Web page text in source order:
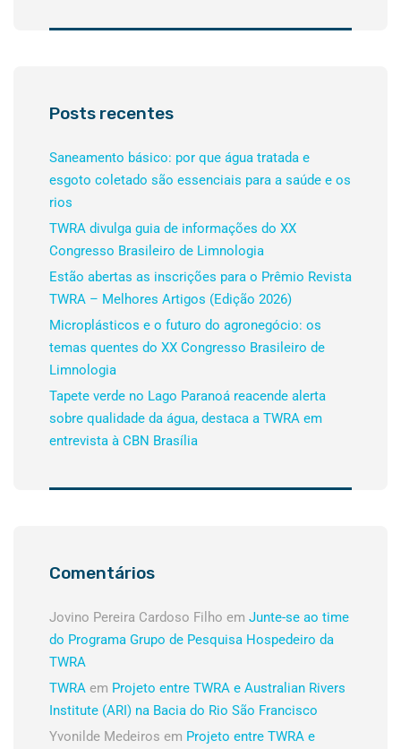
Posts recentes
Saneamento básico: por que água tratada e
esgoto coletado são essenciais para a saúde e os
rios
TWRA divulga guia de informações do XX
Congresso Brasileiro de Limnologia
Estão abertas as inscrições para o Prêmio Revista
TWRA – Melhores Artigos (Edição 2026)
Microplásticos e o futuro do agronegócio: os
temas quentes do XX Congresso Brasileiro de
Limnologia
Tapete verde no Lago Paranoá reacende alerta
sobre qualidade da água, destaca a TWRA em
entrevista à CBN Brasília
Comentários
Jovino Pereira Cardoso Filho em Junte-se ao time
do Programa Grupo de Pesquisa Hospedeiro da
TWRA
TWRA em Projeto entre TWRA e Australian Rivers
Institute (ARI) na Bacia do Rio São Francisco
Yvonilde Medeiros em Projeto entre TWRA e